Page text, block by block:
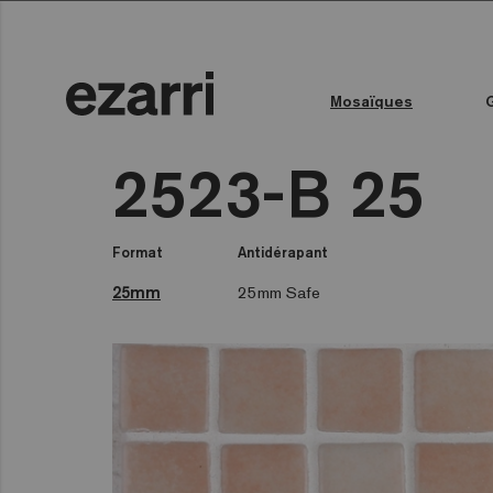
Mosaïques
2523-B 25
Format
25mm
Antidérapant
25mm Safe